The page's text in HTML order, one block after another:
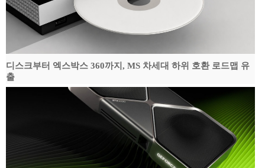
디스크부터 엑스박스 360까지, MS 차세대 하위 호환 로드맵 유
출